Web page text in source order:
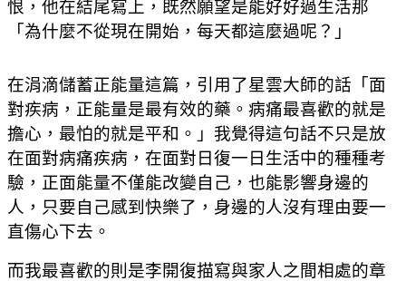
恨，他在結尾寫上，既然願望是能好好過生活那
「為什麼不從現在開始，每天都這麼過呢？」
在涓滴儲蓄正能量這篇，引用了星雲大師的話「面
對疾病，正能量是最有效的藥。病痛最喜歡的就是
擔心，最怕的就是平和。」我覺得這句話不只是放
在面對病痛疾病，在面對日復一日生活中的種種考
驗，正面能量不僅能改變自己，也能影響身邊的
人，只要自己感到快樂了，身邊的人沒有理由要一
直傷心下去。
而我最喜歡的則是李開復描寫與家人之間相處的章